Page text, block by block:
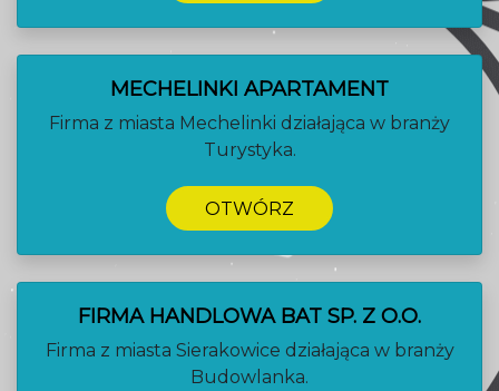
MECHELINKI APARTAMENT
Firma z miasta Mechelinki działająca w branży
Turystyka.
OTWÓRZ
FIRMA HANDLOWA BAT SP. Z O.O.
Firma z miasta Sierakowice działająca w branży
Budowlanka.